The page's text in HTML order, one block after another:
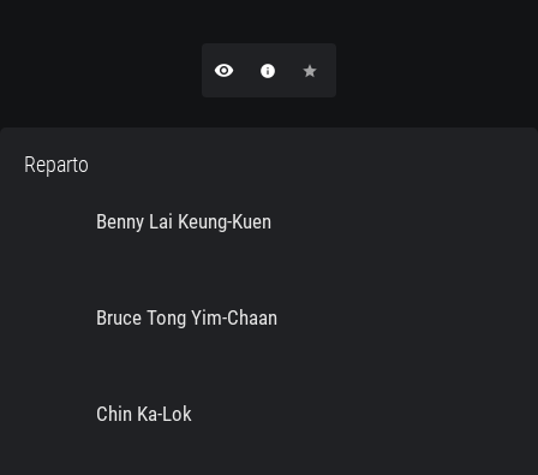
remove_red_eye info star
Reparto
Benny Lai Keung-Kuen
Bruce Tong Yim-Chaan
Chin Ka-Lok